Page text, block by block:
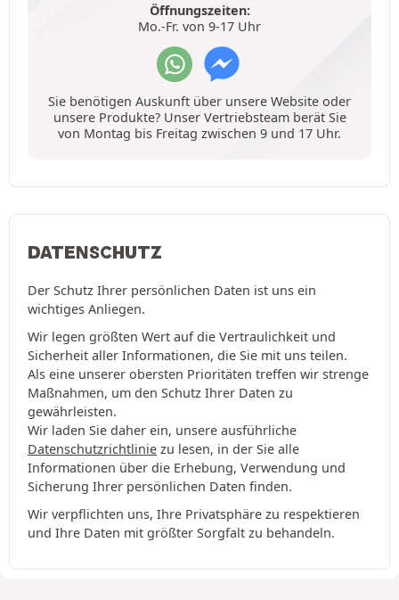
Öffnungszeiten:
Mo.-Fr. von 9-17 Uhr
Sie benötigen Auskunft über unsere Website oder
unsere Produkte? Unser Vertriebsteam berät Sie
von Montag bis Freitag zwischen 9 und 17 Uhr.
DATENSCHUTZ
Der Schutz Ihrer persönlichen Daten ist uns ein
wichtiges Anliegen.
Wir legen größten Wert auf die Vertraulichkeit und
Sicherheit aller Informationen, die Sie mit uns teilen.
Als eine unserer obersten Prioritäten treffen wir strenge
Maßnahmen, um den Schutz Ihrer Daten zu
gewährleisten.
Wir laden Sie daher ein, unsere ausführliche
Datenschutzrichtlinie zu lesen, in der Sie alle
Informationen über die Erhebung, Verwendung und
Sicherung Ihrer persönlichen Daten finden.
Wir verpflichten uns, Ihre Privatsphäre zu respektieren
und Ihre Daten mit größter Sorgfalt zu behandeln.